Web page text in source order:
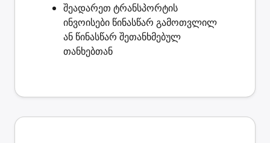
შეადარეთ ტრანსპორტის
ინვოისები წინასწარ გამოთვლილ
ან წინასწარ შეთანხმებულ
თანხებთან